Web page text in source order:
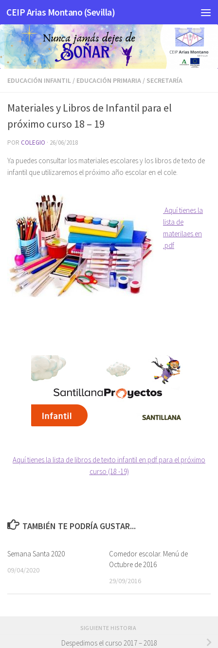
Saltar al contenido
CEIP Arias Montano (Sevilla)
EDUCACIÓN INFANTIL / EDUCACIÓN PRIMARIA / SECRETARÍA
Materiales y Libros de Infantil para el
próximo curso 18 – 19
POR COLEGIO · 26/06/2018
Ya puedes consultar los materiales escolares y los libros de texto de
infantil que utilizaremos el próximo año escolar en el cole.
Aquí tienes la
lista de
materilaes en
.pdf
Aquí tienes la lista de libros de texto infantil en pdf para el próximo
curso (18 -19)
TAMBIÉN TE PODRÍA GUSTAR...
Semana Santa 2020
09/04/2020
Comedor escolar. Menú de
Octubre de 2016
29/09/2016
SIGUIENTE HISTORIA
Despedimos el curso 2017 – 2018